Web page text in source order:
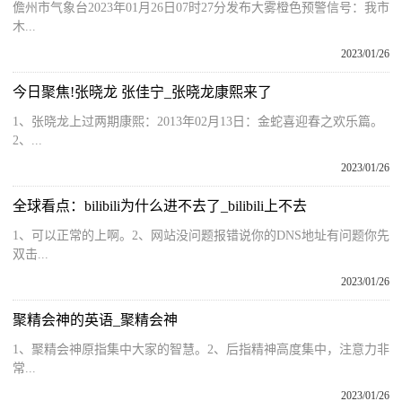
儋州市气象台2023年01月26日07时27分发布大雾橙色预警信号：我市
木...
2023/01/26
今日聚焦!张晓龙 张佳宁_张晓龙康熙来了
1、张晓龙上过两期康熙：2013年02月13日：金蛇喜迎春之欢乐篇。
2、...
2023/01/26
全球看点：bilibili为什么进不去了_bilibili上不去
1、可以正常的上啊。2、网站没问题报错说你的DNS地址有问题你先
双击...
2023/01/26
聚精会神的英语_聚精会神
1、聚精会神原指集中大家的智慧。2、后指精神高度集中，注意力非
常...
2023/01/26